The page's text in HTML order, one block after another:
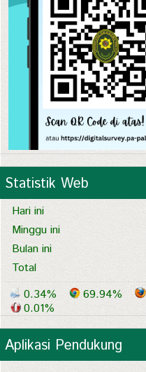
Statistik Web
Hari ini
Minggu ini
Bulan ini
Total
0.34%
69.94%
0.01%
Aplikasi Pendukung